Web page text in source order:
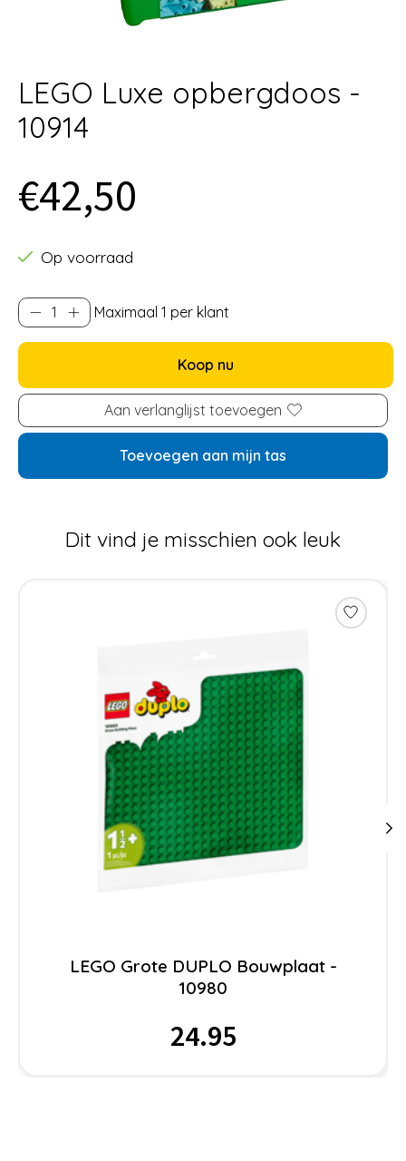
LEGO Luxe opbergdoos -
10914
€42,50
Op voorraad
Maximaal 1 per klant
Koop nu
Aan verlanglijst toevoegen
Toevoegen aan mijn tas
Dit vind je misschien ook leuk
LEGO Grote DUPLO Bouwplaat -
10980
24.95